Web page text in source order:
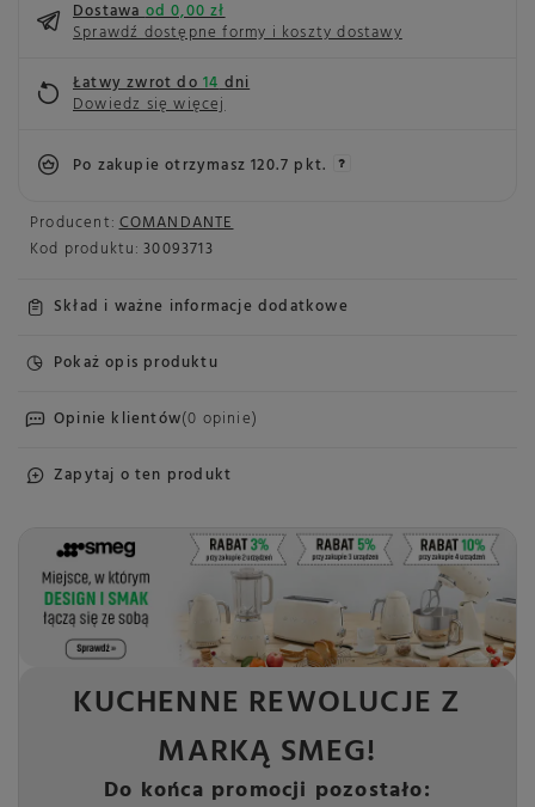
Producent: COMANDANTE
Kod produktu: 30093713
Skład i ważne informacje dodatkowe
Pokaż opis produktu
Opinie klientów(0 opinie)
Zapytaj o ten produkt
Dostawaod 0,00 zł
Sprawdź dostępne formy i koszty dostawy
Łatwy zwrot do14dni
Dowiedz się więcej
Po zakupie otrzymasz120.7 pkt.
KUCHENNE REWOLUCJE Z
MARKĄ SMEG!
Do końca promocji pozostało: